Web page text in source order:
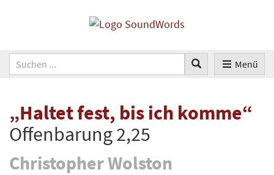
Menü
„Haltet fest, bis ich komme“
Offenbarung 2,25
Christopher Wolston